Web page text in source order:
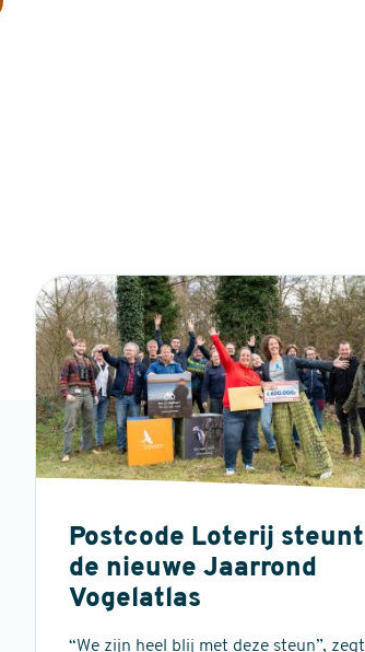
Postcode Loterij steunt
de nieuwe Jaarrond
Vogelatlas
“We zijn heel blij met deze steun”, zegt